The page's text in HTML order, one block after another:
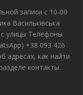
записи с 10-00
Васильківська
улицы Телефоны
+38 093 426
адресах, как найти
контакты.